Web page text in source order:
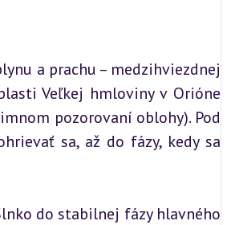
a prachu – medzihviezdnej
Veľkej hmloviny v Orióne
pozorovaní oblohy). Pod
sa, až do fázy, kedy sa
do stabilnej fázy hlavného